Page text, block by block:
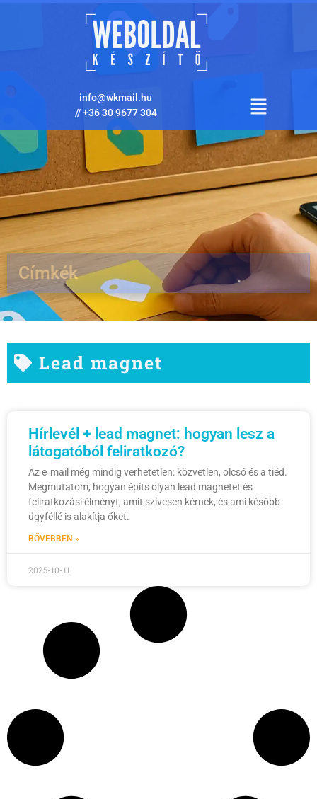
info@wkmail.hu
//+36 30 9677 304
Címkék
Lead magnet
Hírlevél + lead magnet: hogyan lesz a
látogatóból feliratkozó?
Az e‑mail még mindig verhetetlen: közvetlen, olcsó és a tiéd.
Megmutatom, hogyan építs olyan lead magnetet és
feliratkozási élményt, amit szívesen kérnek, és ami később
ügyféllé is alakítja őket.
BŐVEBBEN »
2025-10-11